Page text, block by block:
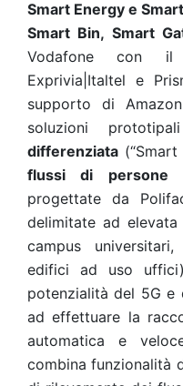
Smart Energy e
Smart Bin, Smart
Vodafone con il
Exprivia|Italtel e
supporto di
soluzioni
differenziata
flussi di persone
progettate da
delimitate ad
campus
edifici ad uso
potenzialità del 5G e
ad effettuare la
automatica e
combina funzionalità